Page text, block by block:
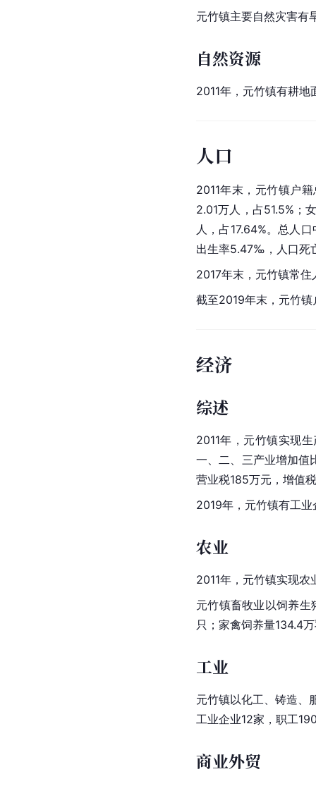
元竹镇主要自然灾害有
自然资源
2011年，元竹镇有耕地
人口
2011年末，元竹镇户
2.01万人，占51.5%；
人，占17.64%。总人
出生率5.47‰，人口死
2017年末，元竹镇常
截至2019年末，元竹
经济
综述
2011年，元竹镇实现
一、二、三产业增加值
营业税185万元，增值
2019年，元竹镇有工
农业
2011年，元竹镇实现
元竹镇畜牧业以饲养
只；家禽饲养量134.4
工业
元竹镇以化工、铸造、
工业企业12家，职工
商业外贸